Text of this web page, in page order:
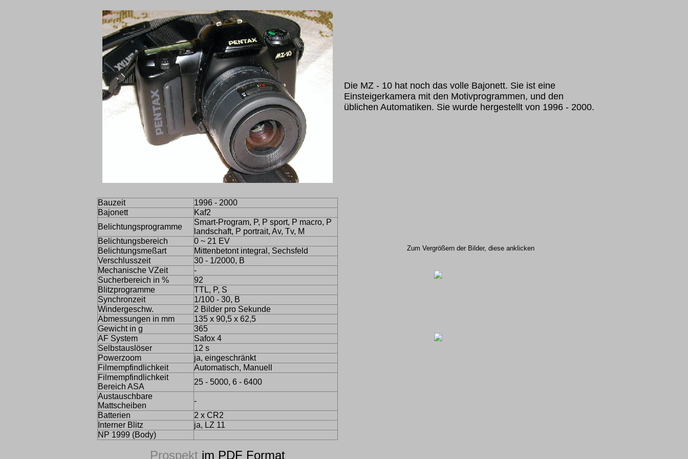
Die MZ - 10 hat noch das volle Bajonett. Sie ist eine
Einsteigerkamera mit den Motivprogrammen, und den
üblichen Automatiken. Sie wurde hergestellt von 1996 - 2000.
Bauzeit
1996 - 2000
Bajonett
Kaf2
Belichtungsprogramme
Smart-Program, P, P sport, P macro, P
landschaft, P portrait, Av, Tv, M
Belichtungsbereich
0 ~ 21 EV
Belichtungsmeßart
Mittenbetont integral, Sechsfeld
Verschlusszeit
30 - 1/2000, B
Mechanische VZeit
-
Sucherbereich in %
92
Blitzprogramme
TTL, P, S
Synchronzeit
1/100 - 30, B
Windergeschw.
2 Bilder pro Sekunde
Abmessungen in mm
135 x 90,5 x 62,5
Gewicht in g
365
AF System
Safox 4
Selbstauslöser
12 s
Powerzoom
ja, eingeschränkt
Filmempfindlichkeit
Automatisch, Manuell
Filmempfindlichkeit
Bereich ASA
25 - 5000, 6 - 6400
Austauschbare
Mattscheiben
-
Batterien
2 x CR2
Interner Blitz
ja, LZ 11
NP 1999 (Body)
Prospektim PDF Format
Zum Vergrößern der Bilder, diese anklicken